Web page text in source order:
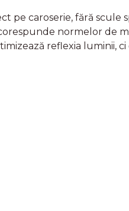
pe caroserie, fără
normelor de
reflexia luminii,